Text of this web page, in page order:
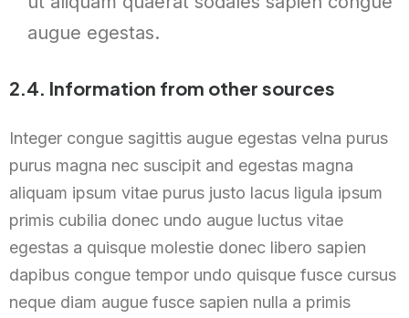
augue egestas.
2.4. Information from other sources
Integer congue sagittis augue egestas velna purus
purus magna nec suscipit and egestas magna
aliquam ipsum vitae purus justo lacus ligula ipsum
primis cubilia donec undo augue luctus vitae
egestas a quisque molestie donec libero sapien
dapibus congue tempor undo quisque fusce cursus
neque diam augue fusce sapien nulla a primis